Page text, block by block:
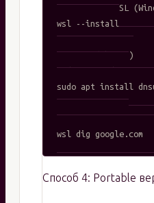
# Установка WSL
wsl --install
# В WSL (Ubuntu)
sudo apt update
sudo apt install
# Использование
Способ 4: Portable